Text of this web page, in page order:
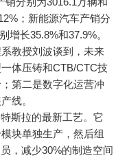
；新能源汽车产销分
增长35.8%和37.9%。
教授刘波谈到，未来
体压铸和CTB/CTC技
第二是数字化运营冲
线。
斯拉的最新工艺。它
块单独生产，然后组
，减少30%的制造空间